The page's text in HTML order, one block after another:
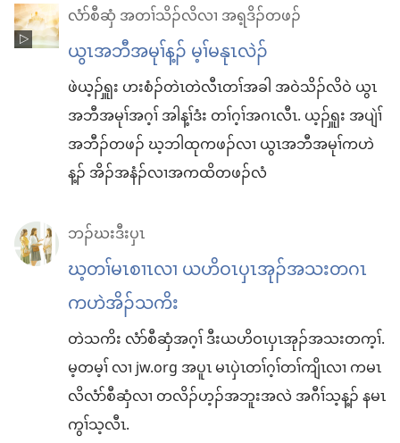
လံာ်စီဆှံ အတၢ်သိၣ်လိလၢ အရ့ဒိၣ်တဖၣ်
ယွၤ​အဘီ​အမုၢ်​န့ၣ်​ မ့ၢ်​မနုၤ​လဲၣ်
ဖဲ​ယ့ၣ်ၡူး ဟး​စံၣ်တဲၤ​တဲလီၤ​တၢ်​အခါ အဝဲ​သိၣ်လိ​ဝဲ ယွၤ​
အဘီ​အမုၢ်​အဂ့ၢ် အါန့ၢ်ဒံး တၢ်ဂ့ၢ်​အဂၤ​လီၤ. ယ့ၣ်ၡူး အပျဲၢ်​
အဘီၣ်​တဖၣ်​ ဃ့​ဘါ​ထုကဖၣ်​လၢ ယွၤ​အဘီ​အမုၢ်​က​ဟဲ​
န့ၣ်​ အိၣ်​အ​နံၣ်​လၢ​အ​ကထိ​တဖၣ်​လံ
ဘၣ်ဃးဒီးပှၤ
ဃ့တၢ်မၤစၢၤလၢ ယဟိဝၤပှၤအုၣ်အသးတဂၤ
ကဟဲအိၣ်သကိး
တဲသကိး လံာ်စီဆှံအဂ့ၢ် ဒီးယဟိဝၤပှၤအုၣ်အသးတက့ၢ်.
မ့တမ့ၢ် လၢ jw.org အပူၤ မၤပှဲၤတၢ်ဂ့ၢ်တၢ်ကျိၤလၢ ကမၤ
လိလံာ်စီဆှံလၢ တလိၣ်ဟ့ၣ်အဘူးအလဲ အဂီၢ်သ့န့ၣ် နမၤ
ကွၢ်သ့လီၤ.